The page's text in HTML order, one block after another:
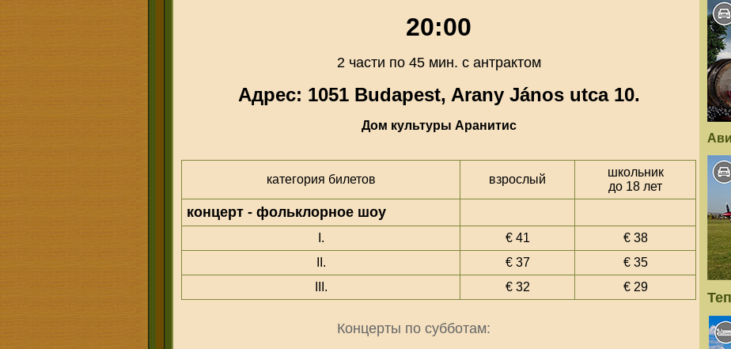
20:00
2 части по 45 мин. с антрактом
Адрес: 1051 Budapest, Arany János utca 10.
Дом культуры Аранитис
категория билетов взрослый
школьник
до 18 лет
концерт - фольклорное шоу
I. € 41
€ 38
II.
€ 37
€ 35
III.
€ 32 € 29
Концерты по субботам: